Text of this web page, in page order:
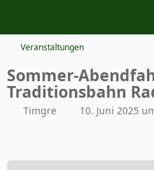
Veranstaltungen
Sommer-
Traditionsbahn
Timgre 10. Juni 2025